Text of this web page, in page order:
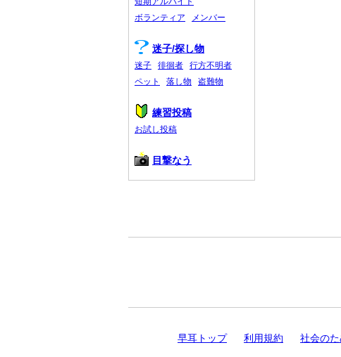
ボランティア
メンバー
迷子/探し物
迷子 徘徊者
行方不明者
ペット
落し物 盗難物
練習投稿
お試し投稿
目撃なう
早耳トップ 利用規約 社会の